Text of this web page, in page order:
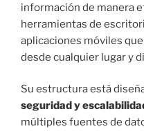
información de manera
herramientas de
aplicaciones móviles
desde cualquier lugar y
Su estructura está
seguridad y
múltiples fuentes de